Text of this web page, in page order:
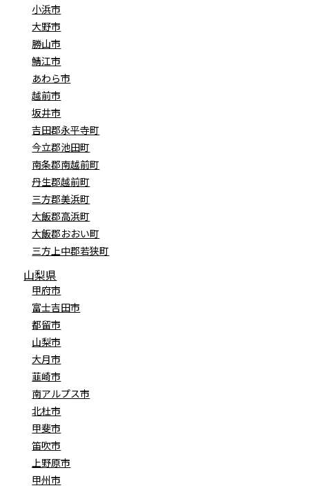
小浜市
大野市
勝山市
鯖江市
あわら市
越前市
坂井市
吉田郡永平寺町
今立郡池田町
南条郡南越前町
丹生郡越前町
三方郡美浜町
大飯郡高浜町
大飯郡おおい町
三方上中郡若狭町
山梨県
甲府市
富士吉田市
都留市
山梨市
大月市
韮崎市
南アルプス市
北杜市
甲斐市
笛吹市
上野原市
甲州市